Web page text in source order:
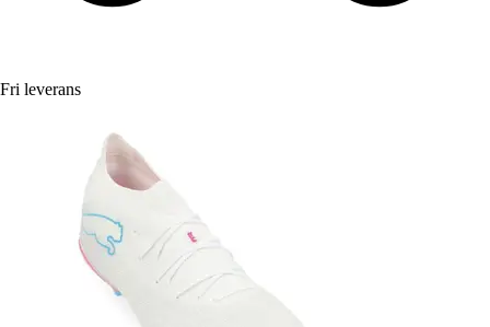
Fri leverans